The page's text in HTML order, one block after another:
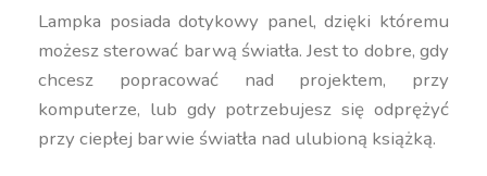
Lampka posiada dotykowy panel, dzięki któremu
możesz sterować barwą światła. Jest to dobre, gdy
chcesz popracować nad projektem, przy
komputerze, lub gdy potrzebujesz się odprężyć
przy ciepłej barwie światła nad ulubioną książką.